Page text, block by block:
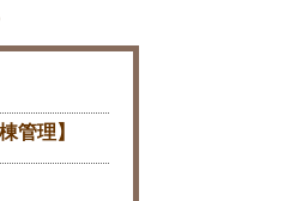
管理】